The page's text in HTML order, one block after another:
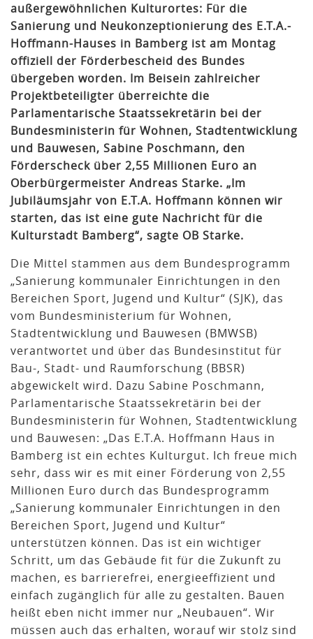
außergewöhnlichen Kulturortes: Für die
Sanierung und Neukonzeptionierung des E.T.A.-
Hoffmann-Hauses in Bamberg ist am Montag
offiziell der Förderbescheid des Bundes
übergeben worden. Im Beisein zahlreicher
Projektbeteiligter überreichte die
Parlamentarische Staatssekretärin bei der
Bundesministerin für Wohnen, Stadtentwicklung
und Bauwesen, Sabine Poschmann, den
Förderscheck über 2,55 Millionen Euro an
Oberbürgermeister Andreas Starke. „Im
Jubiläumsjahr von E.T.A. Hoffmann können wir
starten, das ist eine gute Nachricht für die
Kulturstadt Bamberg“, sagte OB Starke.
Die Mittel stammen aus dem Bundesprogramm
„Sanierung kommunaler Einrichtungen in den
Bereichen Sport, Jugend und Kultur“ (SJK), das
vom Bundesministerium für Wohnen,
Stadtentwicklung und Bauwesen (BMWSB)
verantwortet und über das Bundesinstitut für
Bau-, Stadt- und Raumforschung (BBSR)
abgewickelt wird. Dazu Sabine Poschmann,
Parlamentarische Staatssekretärin bei der
Bundesministerin für Wohnen, Stadtentwicklung
und Bauwesen: „Das E.T.A. Hoffmann Haus in
Bamberg ist ein echtes Kulturgut. Ich freue mich
sehr, dass wir es mit einer Förderung von 2,55
Millionen Euro durch das Bundesprogramm
„Sanierung kommunaler Einrichtungen in den
Bereichen Sport, Jugend und Kultur“
unterstützen können. Das ist ein wichtiger
Schritt, um das Gebäude fit für die Zukunft zu
machen, es barrierefrei, energieeffizient und
einfach zugänglich für alle zu gestalten. Bauen
heißt eben nicht immer nur „Neubauen“. Wir
müssen auch das erhalten, worauf wir stolz sind